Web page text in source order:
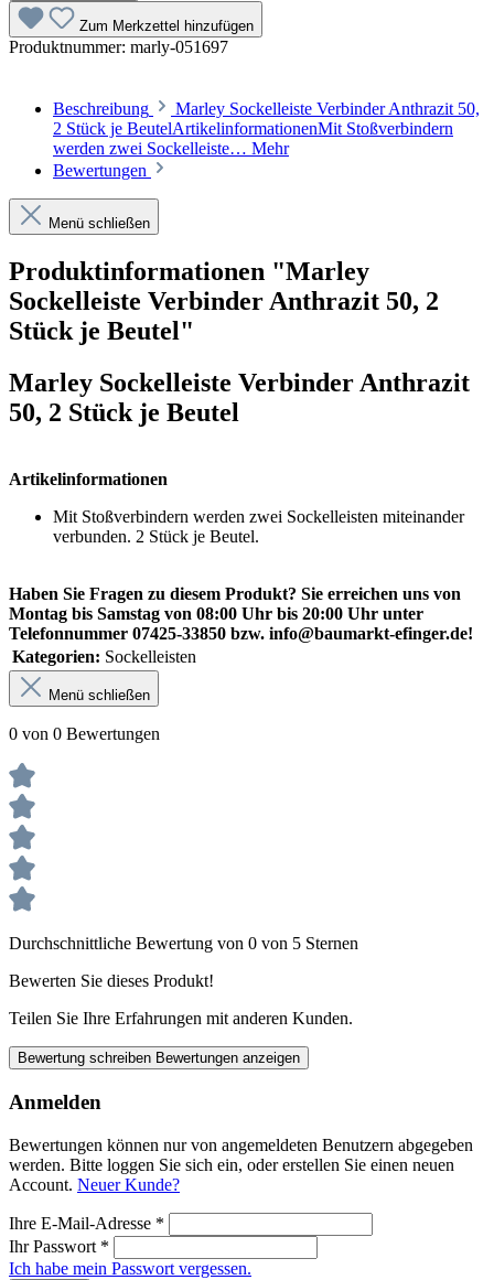
Zum Merkzettel hinzufügen
Produktnummer: marly-051697
Beschreibung
Marley Sockelleiste Verbinder Anthrazit 50,
2 Stück je BeutelArtikelinformationenMit Stoßverbindern
werden zwei Sockelleiste… Mehr
Bewertungen
Menü schließen
Produktinformationen "Marley
Sockelleiste Verbinder Anthrazit 50, 2
Stück je Beutel"
Marley Sockelleiste Verbinder Anthrazit
50, 2 Stück je Beutel
Artikelinformationen
Mit Stoßverbindern werden zwei Sockelleisten miteinander
verbunden. 2 Stück je Beutel.
Haben Sie Fragen zu diesem Produkt? Sie erreichen uns von
Montag bis Samstag von 08:00 Uhr bis 20:00 Uhr unter
Telefonnummer 07425-33850 bzw. info@baumarkt-efinger.de!
Kategorien: Sockelleisten
Menü schließen
0 von 0 Bewertungen
Durchschnittliche Bewertung von 0 von 5 Sternen
Bewerten Sie dieses Produkt!
Teilen Sie Ihre Erfahrungen mit anderen Kunden.
Bewertung schreiben Bewertungen anzeigen
Anmelden
Bewertungen können nur von angemeldeten Benutzern abgegeben
werden. Bitte loggen Sie sich ein, oder erstellen Sie einen neuen
Account. Neuer Kunde?
Ihre E-Mail-Adresse *
Ihr Passwort *
Ich habe mein Passwort vergessen.